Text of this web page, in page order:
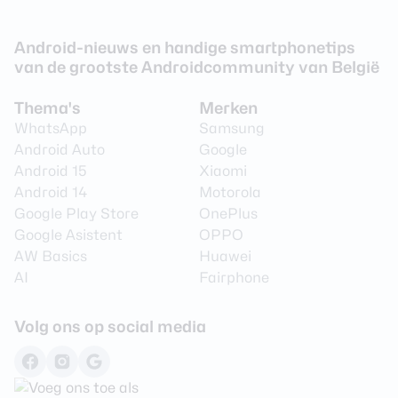
Uitbreidbaar geheugen Nee
Camera achterkant
Aantal lenzen
Camera 1 - Aantal
megapixel
50 MP
Camera 1 - Diafragma
Camera 1 - Autofocus
Beeldstabilisatie
Camera 1 - Optische zoom
Android-nieuws en handige smartphonetips
van de grootste Androidcommunity van België
Thema's
WhatsApp
Android Auto
Android 15
Android 14
Google Play Store
Google Asistent
AW Basics
AI
Merken
Samsung
Google
Xiaomi
Motorola
OnePlus
OPPO
Huawei
Fairphone
Volg ons op social media